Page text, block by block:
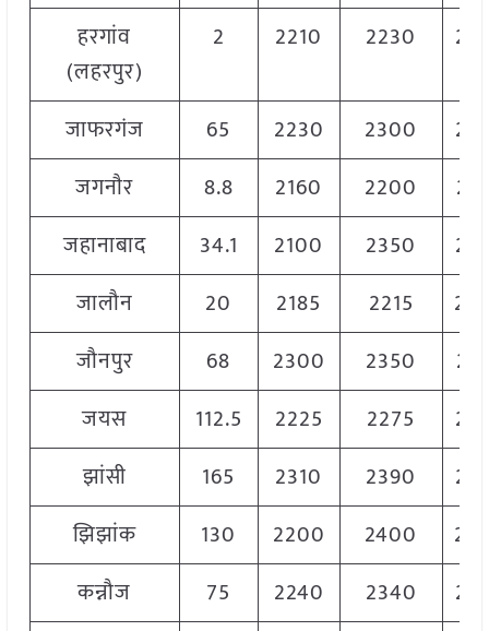
हरगांव
(लहरपुर)
2 2210 2230
जाफरगंज 65 2230 2300
जगनाैर
8.8 2160 2200
जहानाबाद
34.1 2100 2350
जालौन
20 2185 2215
जौनपुर
68 2300 2350
जयस
112.5 2225 2275
झांसी
165 2310 2390
झिझांक
130 2200 2400
कन्नौज
75 2240 2340